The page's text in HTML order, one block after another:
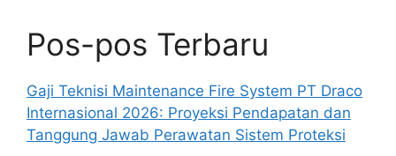
Pos-pos Terbaru
Gaji Teknisi Maintenance Fire System PT Draco
Internasional 2026: Proyeksi Pendapatan dan
Tanggung Jawab Perawatan Sistem Proteksi